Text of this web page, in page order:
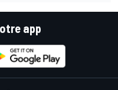
app